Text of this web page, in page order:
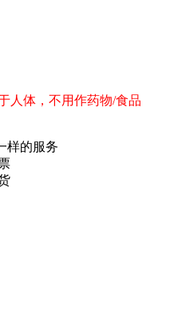
人体，不用作药物/食品
样的服务